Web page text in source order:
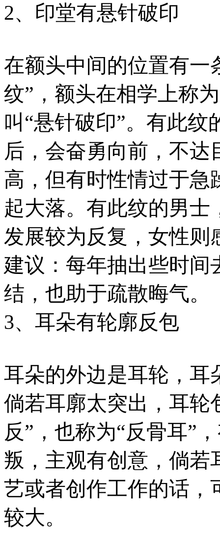
2、印堂有悬针破印
在额头中间的位置有一
纹”，额头在相学上称
叫“悬针破印”。有此
后，会奋勇向前，不
高，但有时性情过于急
起大落。有此纹的男士
发展较为反复，女性则
建议：每年抽出些时间
结，也助于疏散晦气。
3、耳朵有轮廓反包
耳朵的外边是耳轮，耳
倘若耳廓太突出，耳轮
反”，也称为“反骨耳”
叛，主观有创意，倘若
艺或者创作工作的话，
较大。